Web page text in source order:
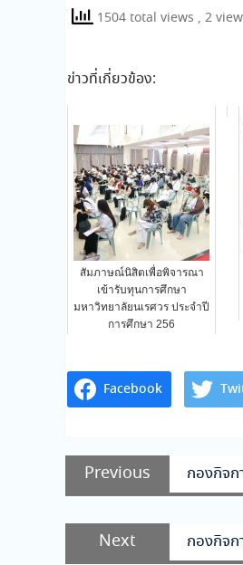
1504 total views , 2
ข่าวที่เกี่ยวข้อง:
สัมภาษณ์นิสิตเพื่อพิจารณา
เข้ารับทุนการศึกษา
มหาวิทยาลัยนเรศวร ประจำปี
การศึกษา 256
Facebook
แนะแนว
เรื่อง
Previous
Previous
post:
กองกิจก
Next
Next
post:
กองกิจก